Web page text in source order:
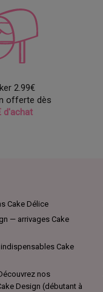
2.99€
offerte dès
d'achat
Cake Délice
— arrivages Cake
Cake
nos
Design (débutant à